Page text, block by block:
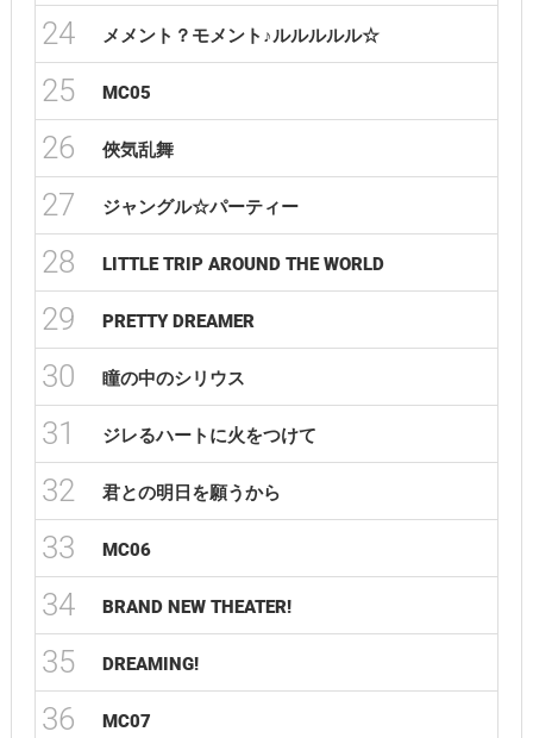
24 メメント？モメント♪ルルルルル☆
25 MC05
26 俠気乱舞
27 ジャングル☆パーティー
28 LITTLE TRIP AROUND THE WORLD
29 PRETTY DREAMER
30 瞳の中のシリウス
31 ジレるハートに火をつけて
32 君との明日を願うから
33 MC06
34 BRAND NEW THEATER!
35 DREAMING!
36 MC07